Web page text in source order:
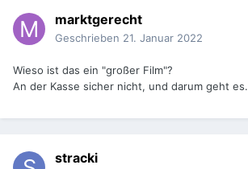
marktgerecht
Geschrieben 21. Januar 2022
Wieso ist das ein "großer Film"?
An der Kasse sicher nicht, und darum geht es.
stracki